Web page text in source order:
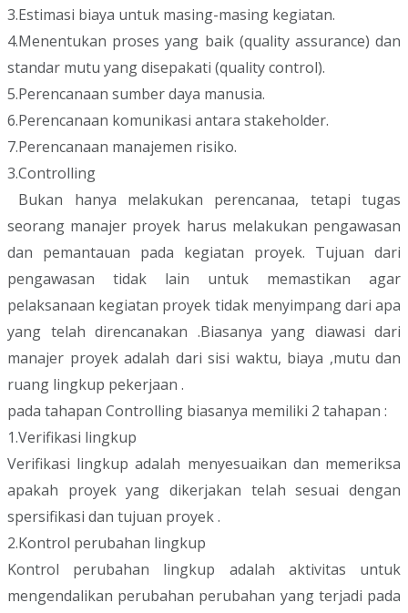
3.Estimasi biaya untuk masing-masing kegiatan.
4.Menentukan proses yang baik (quality assurance) dan
standar mutu yang disepakati (quality control).
5.Perencanaan sumber daya manusia.
6.Perencanaan komunikasi antara stakeholder.
7.Perencanaan manajemen risiko.
3.Controlling
Bukan hanya melakukan perencanaa, tetapi tugas
seorang manajer proyek harus melakukan pengawasan
dan pemantauan pada kegiatan proyek. Tujuan dari
pengawasan tidak lain untuk memastikan agar
pelaksanaan kegiatan proyek tidak menyimpang dari apa
yang telah direncanakan .Biasanya yang diawasi dari
manajer proyek adalah dari sisi waktu, biaya ,mutu dan
ruang lingkup pekerjaan .
pada tahapan Controlling biasanya memiliki 2 tahapan :
1.Verifikasi lingkup
Verifikasi lingkup adalah menyesuaikan dan memeriksa
apakah proyek yang dikerjakan telah sesuai dengan
spersifikasi dan tujuan proyek .
2.Kontrol perubahan lingkup
Kontrol perubahan lingkup adalah aktivitas untuk
mengendalikan perubahan perubahan yang terjadi pada